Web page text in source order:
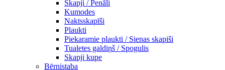
Skapji / Penāli
Kumodes
Naktsskapīši
Plaukti
Piekaramie plaukti / Sienas skapiši
Tualetes galdiņš / Spogulis
Skapji kupe
Bērnistaba